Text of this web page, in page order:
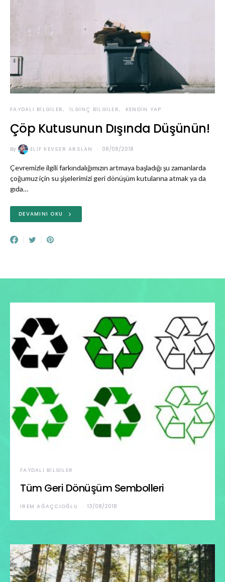
FAYDALI BILGILER İLGINÇ BILGILER KENDIN YAP
Çöp Kutusunun Dışında Düşünün!
By ELIF KEVSER ARSLAN 08/08/2018
Çevremizle ilgili farkındalığımızın artmaya başladığı şu zamanlarda
çoğumuz için su şişelerimizi geri dönüşüm kutularına atmak ya da
gıda…
DEVAMINI OKU
FAYDALI BILGILER
Tüm Geri Dönüşüm Sembolleri
İREM AĞAÇCIOĞLU 13/08/2018